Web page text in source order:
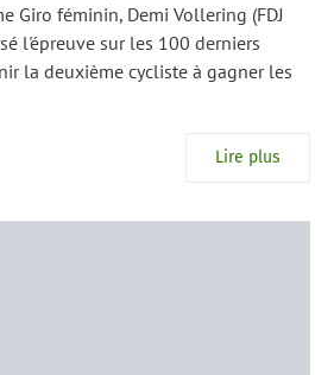
Giro féminin, Demi Vollering (FDJ
l'épreuve sur les 100 derniers
la deuxième cycliste à gagner les
Lire plus